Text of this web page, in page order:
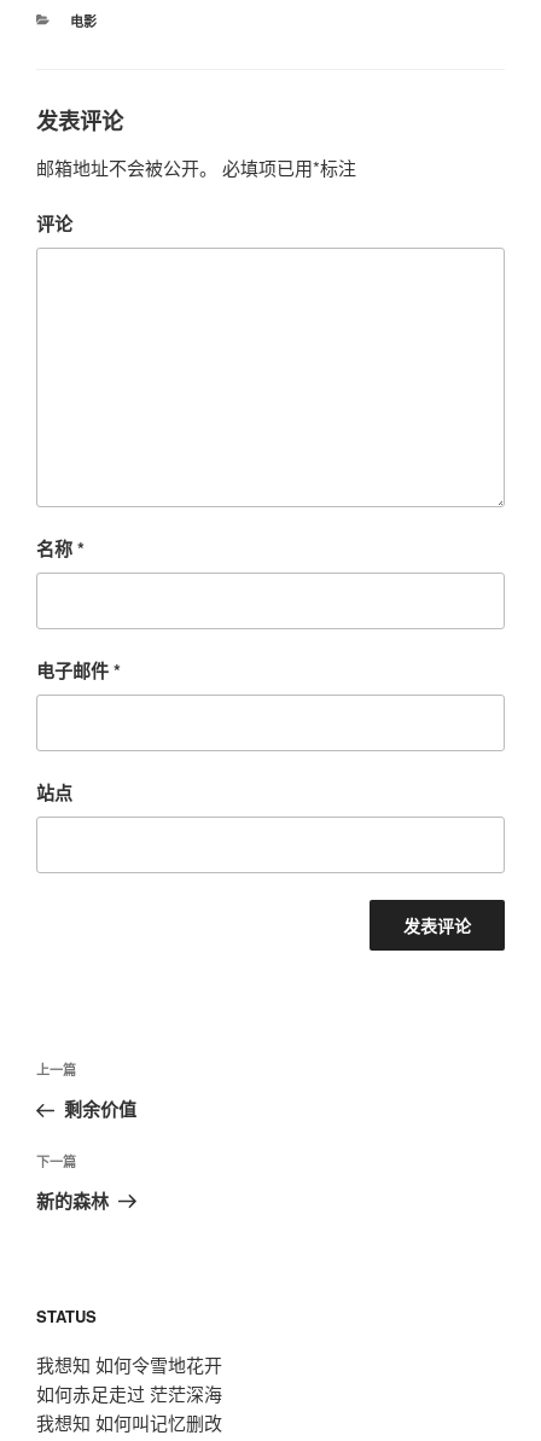
分
电影
发表评论
邮箱地址不会被公开。 必填项已用*标注
评论
名称*
电子邮件*
站点
文
导
航
上
一
文
章
上一篇
剩余价值
下
一
下一篇
新的森林
STATUS
我想知 如何令雪地花开
如何赤足走过 茫茫深海
我想知 如何叫记忆删改